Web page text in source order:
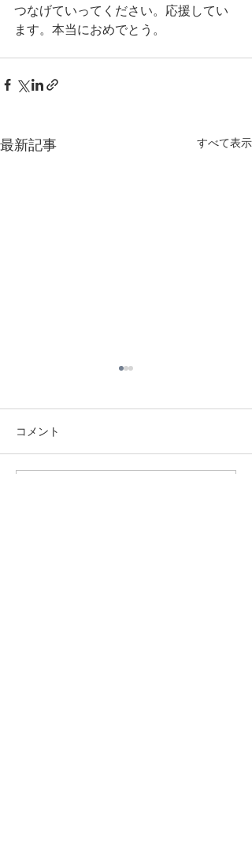
つなげていってください。応援してい
ます。本当におめでとう。
最新記事 すべて表示
コメント